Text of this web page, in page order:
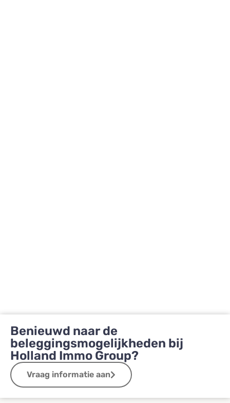
Benieuwd naar de
beleggingsmogelijkheden bij
Holland Immo Group?
Vraag informatie aan